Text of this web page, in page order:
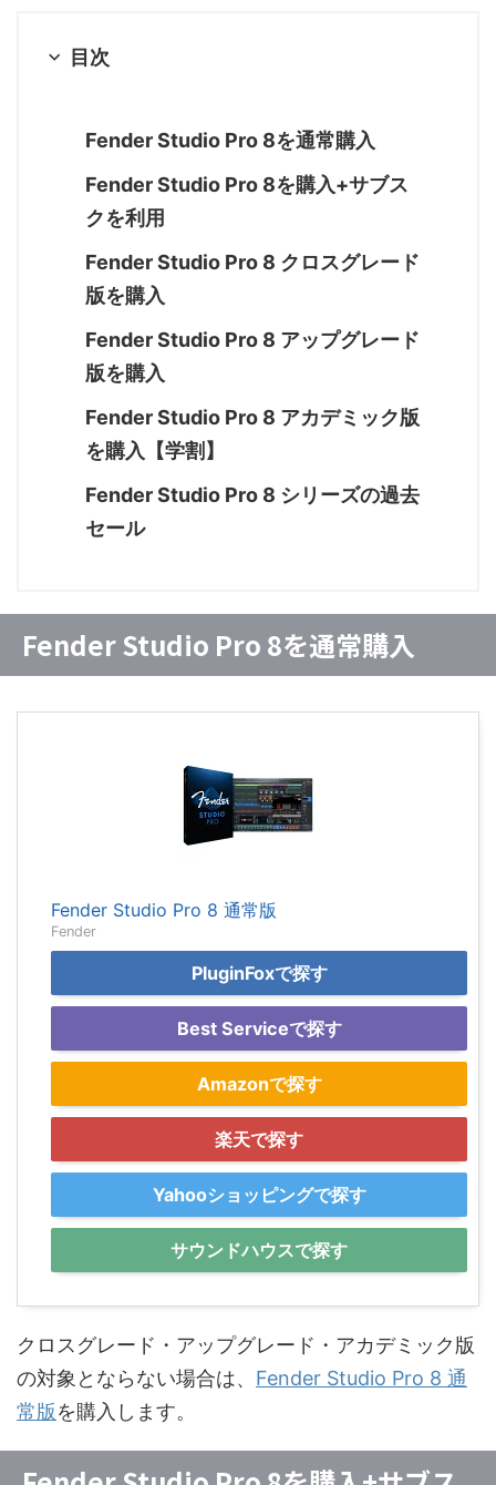
目次
Fender Studio Pro 8を通常購入
Fender Studio Pro 8を購入+サブス
クを利用
Fender Studio Pro 8 クロスグレード
版を購入
Fender Studio Pro 8 アップグレード
版を購入
Fender Studio Pro 8 アカデミック版
を購入【学割】
Fender Studio Pro 8 シリーズの過去
セール
Fender Studio Pro 8を通常購入
Fender Studio Pro 8 通常版
Fender
PluginFoxで探す
Best Serviceで探す
Amazonで探す
楽天で探す
Yahooショッピングで探す
サウンドハウスで探す
クロスグレード・アップグレード・アカデミック版
の対象とならない場合は、 Fender Studio Pro 8 通
常版を購入します。